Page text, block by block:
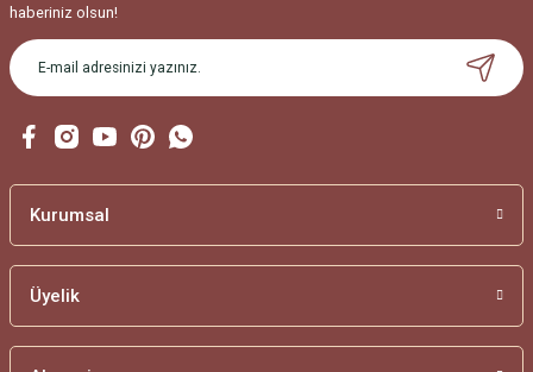
haberiniz olsun!
Kurumsal
Üyelik